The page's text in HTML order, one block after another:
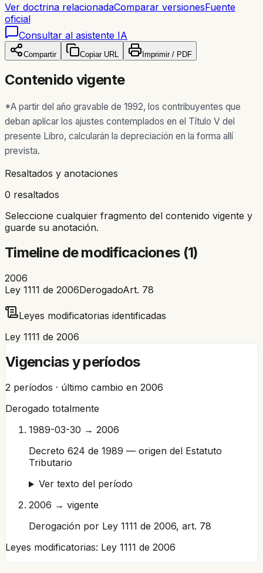
Ver doctrina relacionadaComparar versionesFuente
oficial
Consultar al asistente IA
Compartir Copiar URL Imprimir / PDF
Contenido vigente
*A partir del año gravable de 1992, los contribuyentes que
deban aplicar los ajustes contemplados en el Título V del
presente Libro, calcularán la depreciación en la forma allí
prevista.
Resaltados y anotaciones
0 resaltados
Seleccione cualquier fragmento del contenido vigente y
guarde su anotación.
Timeline de modificaciones (1)
2006
Ley 1111 de 2006DerogadoArt. 78
Leyes modificatorias identificadas
Ley 1111 de 2006
Vigencias y períodos
2 períodos · último cambio en 2006
Derogado totalmente
1989-03-30 → 2006
Decreto 624 de 1989 — origen del Estatuto
Tributario
Ver texto del período
2006 → vigente
Derogación por Ley 1111 de 2006, art. 78
Leyes modificatorias: Ley 1111 de 2006